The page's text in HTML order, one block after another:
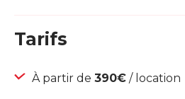
Tarifs
À partir de 390€ / location